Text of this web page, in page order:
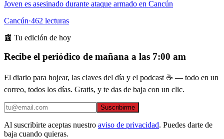
Joven es asesinado durante ataque armado en Cancún
Cancún·462 lecturas
📰 Tu edición de hoy
Recibe el periódico de mañana a las 7:00 am
El diario para hojear, las claves del día y el podcast ☕ — todo en un
correo, todos los días. Gratis, y te das de baja con un clic.
Suscribirme
Al suscribirte aceptas nuestro aviso de privacidad. Puedes darte de
baja cuando quieras.